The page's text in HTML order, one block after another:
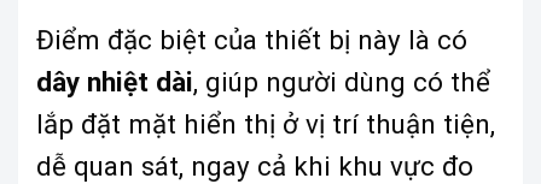
Điểm đặc biệt của thiết bị này là có
dây nhiệt dài, giúp người dùng có thể
lắp đặt mặt hiển thị ở vị trí thuận tiện,
dễ quan sát, ngay cả khi khu vực đo